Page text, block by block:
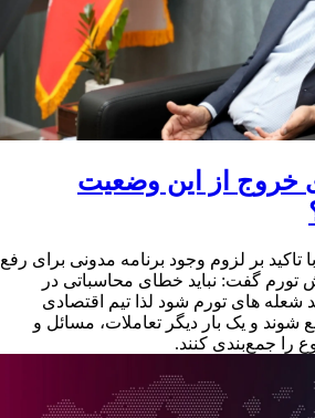
خروج از این وضعیت
تاکید بر لزوم وجود برنامه مدونی برای رفع
گفت: نباید خطای محاسباتی در
شعله های تورم شود لذا تیم اقتصادی
شوند و یک بار دیگر تعاملات، مسائل و
را جمع‌بندی کنند.